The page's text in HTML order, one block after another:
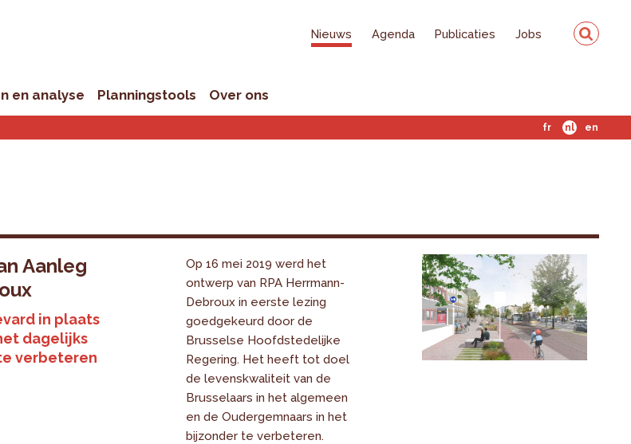
Nieuws Agenda Publicaties Jobs
en analyse Planningstools Over ons
fr nl en
Aanleg
in plaats
dagelijks
verbeteren
Op 16 mei 2019 werd het
ontwerp van RPA Herrmann-
Debroux in eerste lezing
goedgekeurd door de
Brusselse Hoofdstedelijke
Regering. Het heeft tot doel
de levenskwaliteit van de
Brusselaars in het algemeen
en de Oudergemnaars in het
bijzonder te verbeteren.